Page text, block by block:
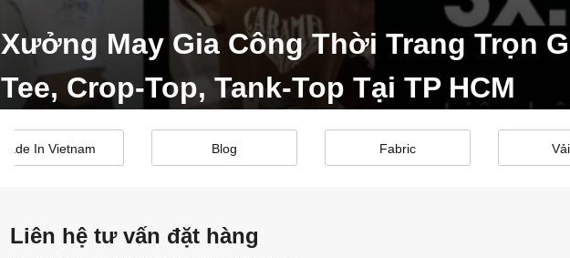
Xưởng May Gia Công Thời Trang Trọn
Tee, Crop-Top, Tank-Top Tại TP HCM
Made In Vietnam Blog Fabric
Liên hệ tư vấn đặt hàng